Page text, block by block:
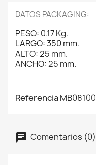
DATOS PACKAGING:
PESO: 0.17 Kg.
LARGO: 350 mm.
ALTO: 25 mm.
ANCHO: 25 mm.
Referencia
Comentarios (0)